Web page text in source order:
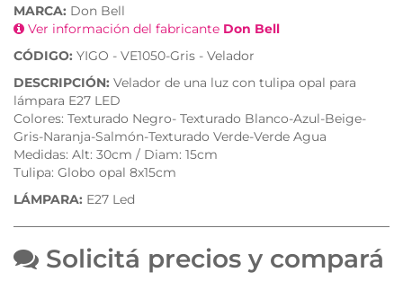
MARCA: Don Bell
Ver información del fabricante Don Bell
CÓDIGO: YIGO - VE1050-Gris - Velador
DESCRIPCIÓN: Velador de una luz con tulipa opal para
lámpara E27 LED
Colores: Texturado Negro- Texturado Blanco-Azul-Beige-
Gris-Naranja-Salmón-Texturado Verde-Verde Agua
Medidas: Alt: 30cm / Diam: 15cm
Tulipa: Globo opal 8x15cm
LÁMPARA: E27 Led
Solicitá precios y compará